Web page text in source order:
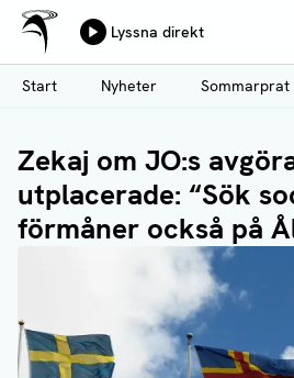
Hoppa
till
huvudinnehåll
Ålands Radio & TV
Lyssna direkt
Start
Nyheter Sommarprat
Zekaj om JO:s
utplacerade: “Sök
förmåner också på